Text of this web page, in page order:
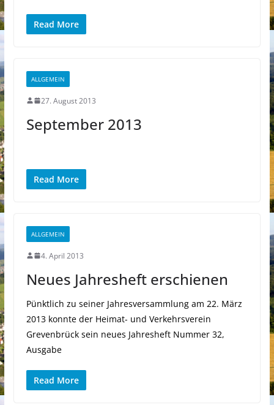
Read More
ALLGEMEIN
27. August 2013
September 2013
Read More
ALLGEMEIN
4. April 2013
Neues Jahresheft erschienen
Pünktlich zu seiner Jahresversammlung am 22. März
2013 konnte der Heimat- und Verkehrsverein
Grevenbrück sein neues Jahresheft Nummer 32,
Ausgabe
Read More